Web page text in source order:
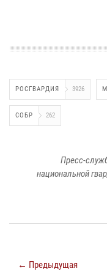
РОСГВАРДИЯ 3926
СОБР 262
Пресс-
национальной
← Предыдущая